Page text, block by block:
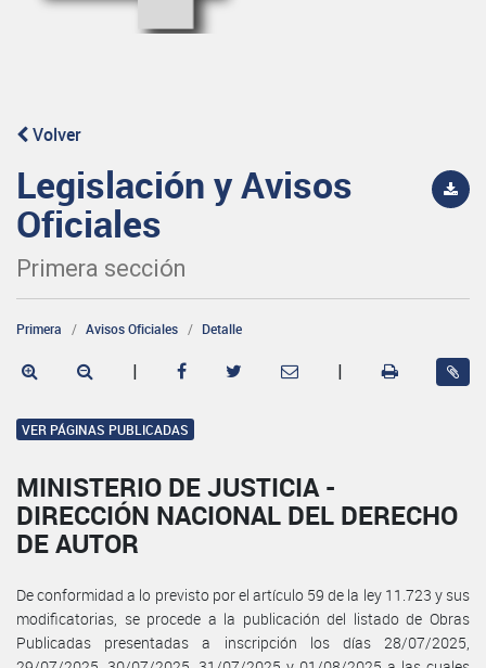
Volver
Legislación y Avisos
Oficiales
Primera sección
Primera Avisos Oficiales Detalle
| |
VER PÁGINAS PUBLICADAS
MINISTERIO DE JUSTICIA -
DIRECCIÓN NACIONAL DEL DERECHO
DE AUTOR
De conformidad a lo previsto por el artículo 59 de la ley 11.723 y sus
modificatorias, se procede a la publicación del listado de Obras
Publicadas presentadas a inscripción los días 28/07/2025,